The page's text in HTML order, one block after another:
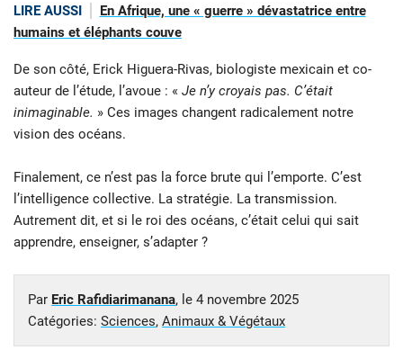
LIRE AUSSI
En Afrique, une « guerre » dévastatrice entre
humains et éléphants couve
De son côté, Erick Higuera-Rivas, biologiste mexicain et co-
auteur de l’étude, l’avoue : « Je n’y croyais pas. C’était
inimaginable. » Ces images changent radicalement notre
vision des océans.
Finalement, ce n’est pas la force brute qui l’emporte. C’est
l’intelligence collective. La stratégie. La transmission.
Autrement dit, et si le roi des océans, c’était celui qui sait
apprendre, enseigner, s’adapter ?
Par Eric Rafidiarimanana, le 4 novembre 2025
Catégories: Sciences, Animaux & Végétaux